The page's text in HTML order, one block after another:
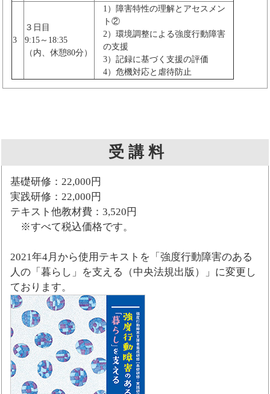
3
３日目
9:15～18:35
（内、休憩80分）
1）障害特性の理解とアセスメン
ト②
2）環境調整による強度行動障害
の支援
3）記録に基づく支援の評価
4）危機対応と虐待防止
受 講 料
基礎研修：22,000円
実践研修：22,000円
テキスト他教材費：3,520円
※すべて税込価格です。
2021年4月から使用テキストを「強度行動障害のある
人の「暮らし」を支える（中央法規出版）」に変更し
ております。